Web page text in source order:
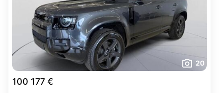
20
100 177 €